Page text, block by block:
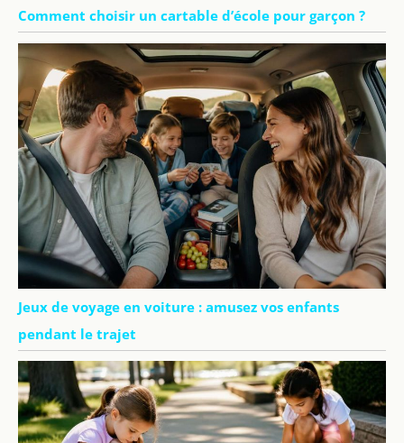
Comment choisir un cartable d’école pour garçon ?
Jeux de voyage en voiture : amusez vos enfants
pendant le trajet